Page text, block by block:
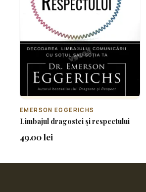
EMERSON EGGERICHS
Limbajul dragostei și respectului
49.00 lei